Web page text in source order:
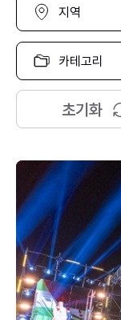
선
택
카
고
리
택
초기화